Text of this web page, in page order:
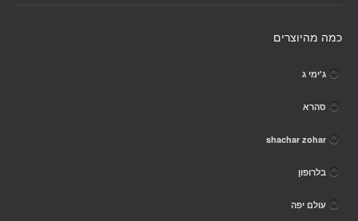
כמה מהיוצרים
ג'ימי ג
סהרא
shachar zohar
בלרופון
עולם יפה